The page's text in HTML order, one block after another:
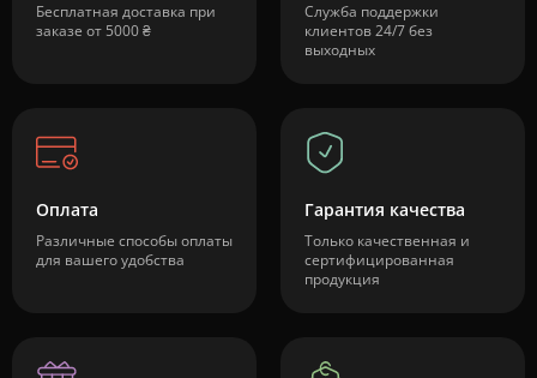
Бесплатная доставка при
заказе от 5000 ₴
Служба поддержки
клиентов 24/7 без
выходных
Оплата
Различные способы оплаты
для вашего удобства
Гарантия качества
Только качественная и
сертифицированная
продукция